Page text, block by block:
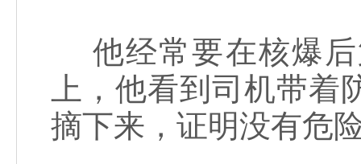
他经常要在核爆后
上，他看到司机带
摘下来，证明没有危